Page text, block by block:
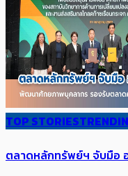
TOP STORIES
ตลาดหลักทรัพย์ฯ จับมือ